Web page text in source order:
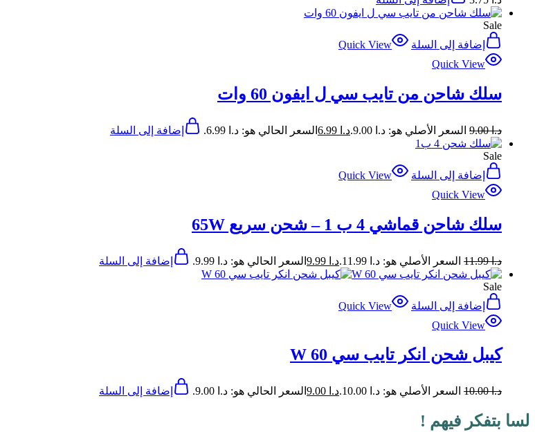
Sale
إضافة إلى السلة
Quick View
Quick View
سلك شاحن من تايب سي ل ايفون 60 وات
د.ا9.00 السعر الأصلي هو: د.ا 9.00. د.ا السعر الحالي هو: د.ا 6.99. إضافة إلى السلة
Sale
إضافة إلى السلة
Quick View
Quick View
سلك شاحن قماشي 4 ب 1 – شحن سريع 65W
د.ا11.99 السعر الأصلي هو: د.ا 11.99. د.ا السعر الحالي هو: د.ا 9.99. إضافة إلى السلة
Sale
إضافة إلى السلة
Quick View
Quick View
كيبل شحن انكر تايب سي 60 W
د.ا10.00 السعر الأصلي هو: د.ا 10.00. د.ا السعر الحالي هو: د.ا 9.00. إضافة إلى السلة
لسا بتفكر فيهم !